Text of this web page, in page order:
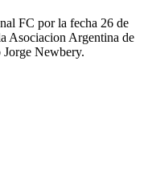
FC por la fecha 26 de
Asociacion Argentina de
Newbery.